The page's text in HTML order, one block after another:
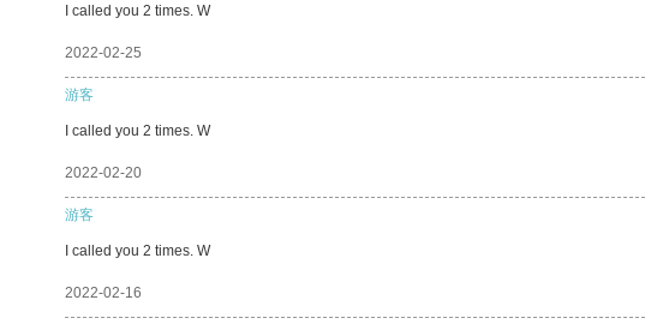
I called you 2 times. W
2022-02-25
游客
I called you 2 times. W
2022-02-20
游客
I called you 2 times. W
2022-02-16